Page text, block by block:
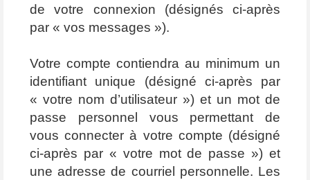
de votre connexion (désignés ci-après
par « vos messages »).
Votre compte contiendra au minimum un
identifiant unique (désigné ci-après par
« votre nom d’utilisateur ») et un mot de
passe personnel vous permettant de
vous connecter à votre compte (désigné
ci-après par « votre mot de passe ») et
une adresse de courriel personnelle. Les